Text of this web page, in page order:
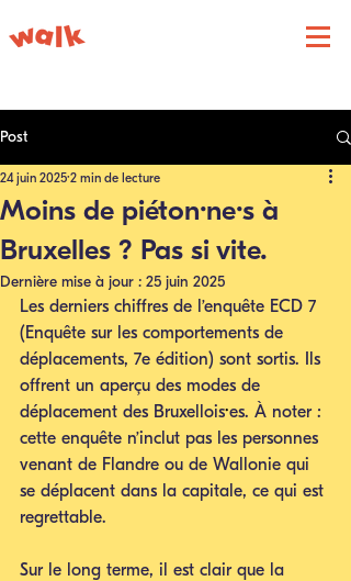
Post
Moins de piéton·ne·s à
Bruxelles ? Pas si vite.
24 juin 2025 2 min de lecture
Dernière mise à jour : 25 juin 2025
Les derniers chiffres de l’enquête ECD 7
(Enquête sur les comportements de
déplacements, 7e édition) sont sortis. Ils
offrent un aperçu des modes de
déplacement des Bruxellois·es. À noter :
cette enquête n’inclut pas les personnes
venant de Flandre ou de Wallonie qui
se déplacent dans la capitale, ce qui est
regrettable.
Sur le long terme, il est clair que la